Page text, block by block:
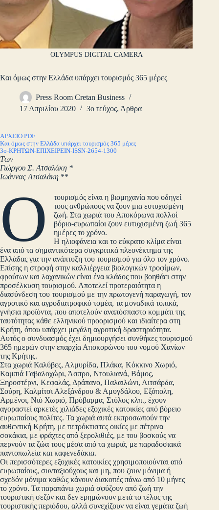
OLYMPUS DIGITAL CAMERA
Και όμως στην Ελλάδα υπάρχει τουρισμός 365 μέρες
Press Room Cretan Business
17 Απριλίου 2020
3ο τεύχος, Άρθρα
ΑΡΧΕΙΟ PDF
Και όμως στην Ελλάδα υπάρχει τουρισμός 365 μέρες
3ο-ΚΡΗΤΩΝ-ΕΠΙΧΕΙΡΕΙΝ-ISSN-2654-1300
Των
Γιώργου Σ. Ατσαλάκη *
Ιωάννας Ατσαλάκη **
Ο
τουρισμός είναι η βιομηχανία που οδηγεί
τους ανθρώπους να ζουν μια ευτυχισμένη
ζωή. Στα χωριά του Αποκόρωνα πολλοί
βόριο-ευρωπαίοι ζουν ευτυχισμένη ζωή 365
ημέρες το χρόνο.
Η ηλιοφάνεια και το εύκρατο κλίμα είναι
ένα από τα σημαντικότερα συγκριτικά πλεονέκτημα της
Ελλάδας για την ανάπτυξη του τουρισμού για όλο τον χρόνο.
Επίσης η στροφή στην καλλιέργεια βιολογικών τροφίμων,
φρούτων και λαχανικών είναι ένα κλάδος που βοηθάει στην
προσέλκυση τουρισμού. Αποτελεί προτεραιότητα η
διασύνδεση του τουρισμού με την πρωτογενή παραγωγή, τον
αγροτικό και αγροδιατροφικό τομέα, τα μοναδικά τοπικά,
γνήσια προϊόντα, που αποτελούν αναπόσπαστο κομμάτι της
ταυτότητας κάθε ελληνικού προορισμού και ιδιαίτερα στη
Κρήτη, όπου υπάρχει μεγάλη αγροτική δραστηριότητα.
Αυτός ο συνδυασμός έχει δημιουργήσει συνθήκες τουρισμού
365 ημερών στην επαρχία Αποκορώνου του νομού Χανίων
της Κρήτης.
Στα χωριά Καλύβες, Αλμυρίδα, Πλάκα, Κόκκινο Χωριό,
Καμπιά Γαβαλοχώρι, Άσπρο, Ντουλιανά, Βάμος,
Ξηροστέρνι, Κεφαλάς, Δράπανο, Παλαιλώνι, Λιτσάρδα,
Σούρη, Καλμίτσι Αλεξάνδρου & Αμυγδάλου, Εξόπολη,
Αρμένοι, Νιό Χωριό, Πρόβαρμα, Στύλος κλπ., έχουν
αγοραστεί αρκετές χιλιάδες εξοχικές κατοικίες από βόρειο
ευρωπαίους πολίτες. Τα χωριά αυτά εκπροσωπούν την
αυθεντική Κρήτη, με πετρόκτιστες οικίες με πέτρινα
σοκάκια, με φράχτες από ξερολιθιές, με του βοσκούς να
περνούν τα ζώα τους μέσα από τα χωριά, με παραδοσιακά
παντοπωλεία και καφενεδάκια.
Οι περισσότερες εξοχικές κατοικίες χρησιμοποιούνται από
ευρωπαίους, συνταξιούχους και μη, που ζουν μόνιμα ή
σχεδόν μόνιμα καθώς κάνουν διακοπές πάνω από 10 μήνες
το χρόνο. Τα παραπάνω χωριά σφύζουν από ζωή την
τουριστική σεζόν και δεν ερημώνουν μετά το τέλος της
τουριστικής περιόδου, αλλά συνεχίζουν να είναι γεμάτα ζωή